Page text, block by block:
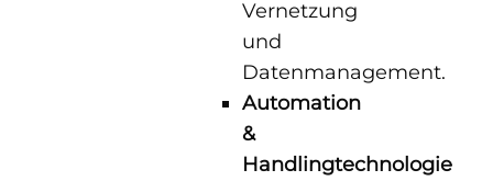
Vernetzung
und
Datenmanagement.
Automation
&
Handlingtechnologie